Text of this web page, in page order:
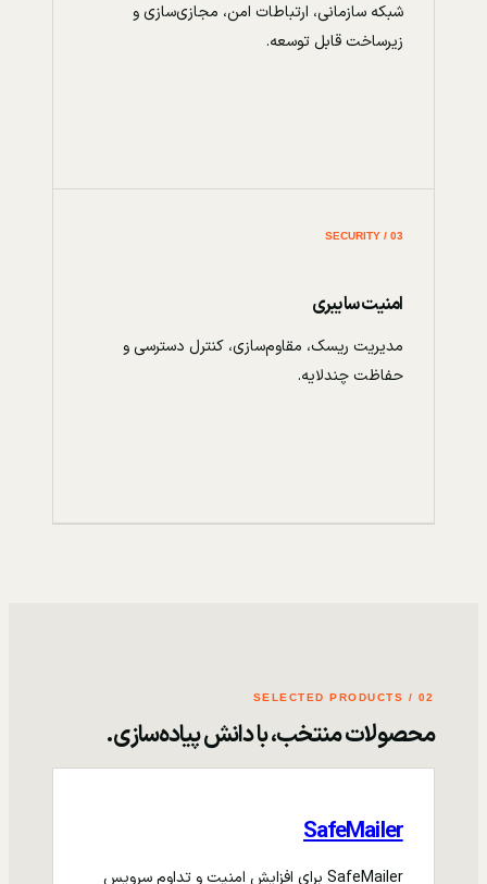
شبکه سازمانی، ارتباطات امن، مجازی‌سازی و
زیرساخت قابل توسعه.
03 / SECURITY
امنیت سایبری
مدیریت ریسک، مقاوم‌سازی، کنترل دسترسی و
حفاظت چندلایه.
02 / SELECTED PRODUCTS
محصولات منتخب، با دانش پیاده‌سازی.
SafeMailer
SafeMailer برای افزایش امنیت و تداوم سرویس